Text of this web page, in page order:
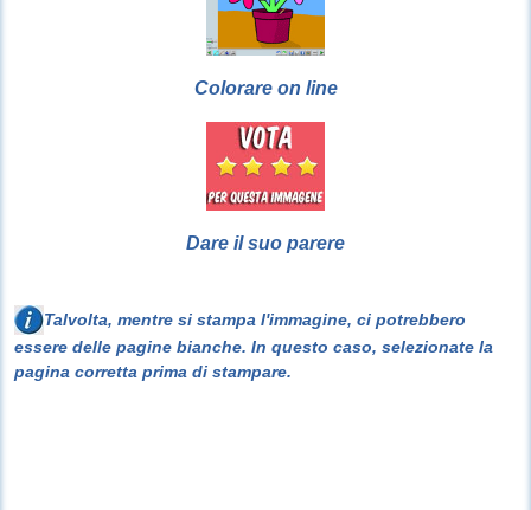
Colorare on line
Dare il suo parere
Talvolta, mentre si stampa l'immagine, ci potrebbero
essere delle pagine bianche. In questo caso, selezionate la
pagina corretta prima di stampare.